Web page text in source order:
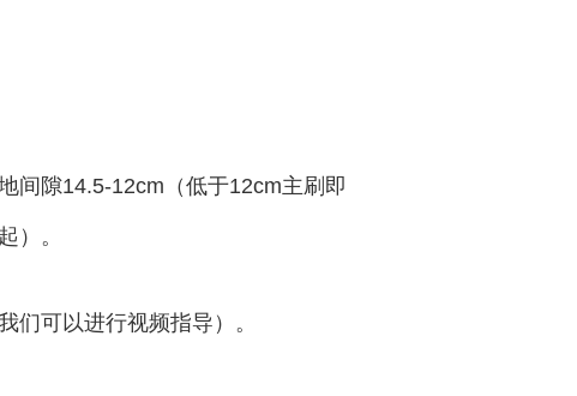
间隙14.5-12cm（低于12cm主刷即
）。
们可以进行视频指导）。